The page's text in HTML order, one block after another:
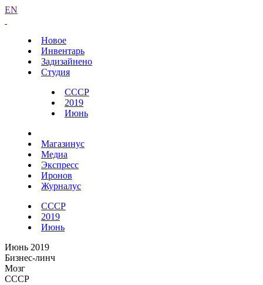
EN
Новое
Инвентарь
Задизайнено
Студия
СССР
2019
Июнь
Магазинус
Медиа
Экспресс
Иронов
Журналус
СССР
2019
Июнь
Июнь 2019
Бизнес-линч
Мозг
СССР